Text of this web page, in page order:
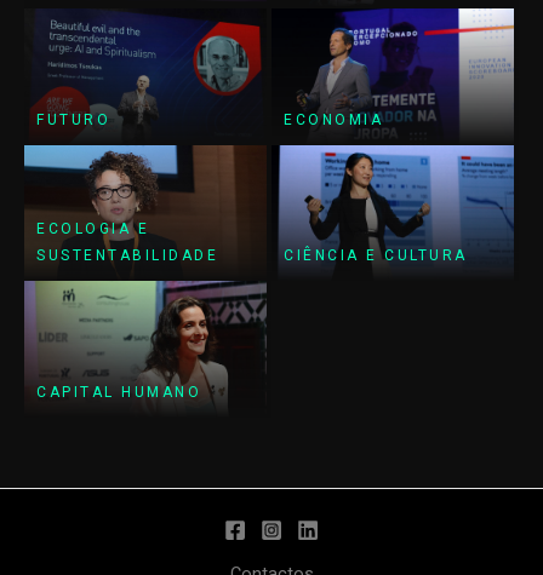
FUTURO ECONOMIA
ECOLOGIA E
SUSTENTABILIDADE
CIÊNCIA E CULTURA
CAPITAL HUMANO